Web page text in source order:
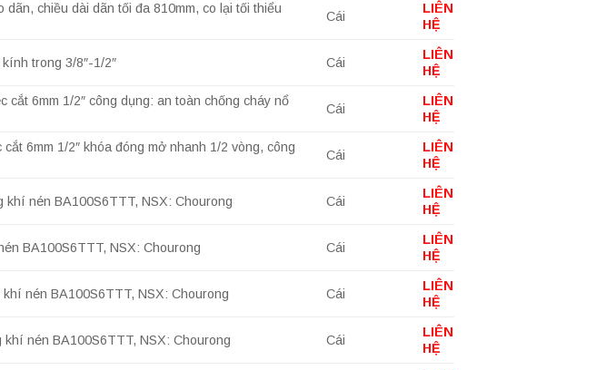
chiều dài dãn tối đa 810mm, co lại tối thiểu
Cái
LIÊN
HỆ
trong 3/8″-1/2″ Cái
LIÊN
HỆ
cắt 6mm 1/2″ công dụng: an toàn chống cháy nổ
Cái
LIÊN
HỆ
6mm 1/2″ khóa đóng mở nhanh 1/2 vòng, công
Cái
LIÊN
HỆ
khí nén BA100S6TTT, NSX: Chourong Cái
LIÊN
HỆ
BA100S6TTT, NSX: Chourong Cái
LIÊN
HỆ
nén BA100S6TTT, NSX: Chourong Cái
LIÊN
HỆ
nén BA100S6TTT, NSX: Chourong Cái
LIÊN
HỆ